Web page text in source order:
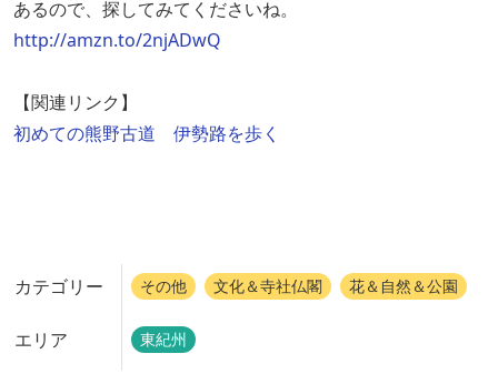
あるので、探してみてくださいね。
http://amzn.to/2njADwQ
【関連リンク】
初めての熊野古道 伊勢路を歩く
カテゴリー その他 文化＆寺社仏閣 花＆自然＆公園
エリア 東紀州